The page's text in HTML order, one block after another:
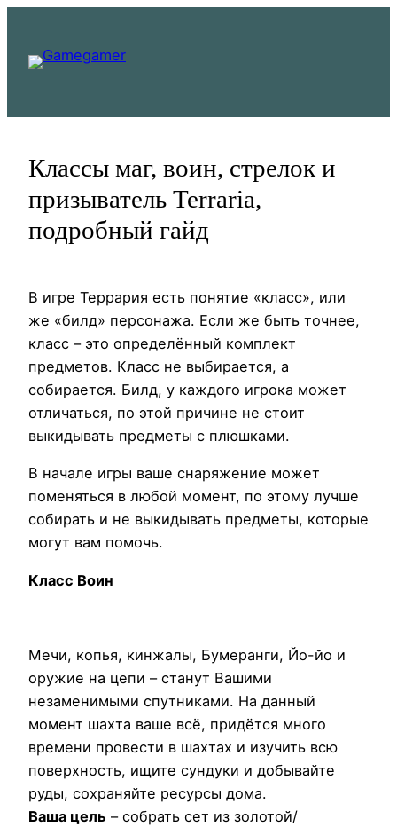
содержимому
Классы маг, воин, стрелок и
призыватель Terraria,
подробный гайд
В игре Террария есть понятие «класс», или
же «билд» персонажа. Если же быть точнее,
класс – это определённый комплект
предметов. Класс не выбирается, а
собирается. Билд, у каждого игрока может
отличаться, по этой причине не стоит
выкидывать предметы с плюшками.
В начале игры ваше снаряжение может
поменяться в любой момент, по этому лучше
собирать и не выкидывать предметы, которые
могут вам помочь.
Класс Воин
Мечи, копья, кинжалы, Бумеранги, Йо-йо и
оружие на цепи – станут Вашими
незаменимыми спутниками. На данный
момент шахта ваше всё, придётся много
времени провести в шахтах и изучить всю
поверхность, ищите сундуки и добывайте
руды, сохраняйте ресурсы дома.
Ваша цель – собрать сет из золотой/